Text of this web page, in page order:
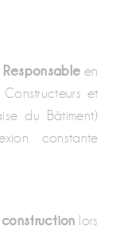
Responsable en
et
du Bâtiment)
constante
lors